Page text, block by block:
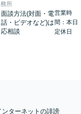
所
面談方法(対面・電
話・ビデオなど)は
応相談
営業時
間：本日
定休日
ターネットの誹謗